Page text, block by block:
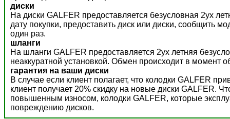
диски
На диски GALFER предоставляется безусловная 2ух
дату покупки, предоставить диск или диски, сообщить
один раз.
шланги
На шланги GALFER предоставляется 2ух летняя
неаккуратной установкой. Обмен происходит в момент
гарантия на ваши диски
В случае если клиент полагает, что колодки GALFER
клиент получает 20% скидку на новые диски GALFER.
повышенным износом, колодки GALFER, которые
повреждению дисков.